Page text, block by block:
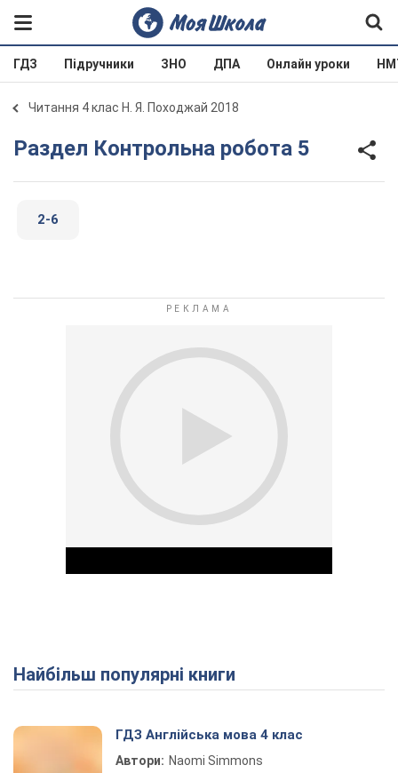
ГДЗ Підручники ЗНО ДПА Онлайн уроки
Читання 4 клас Н. Я. Походжай 2018
Раздел Контрольна робота 5
2-6
Play Video
Найбільш популярні книги
ГДЗ Англійська мова 4 клас
Автори: Naomi Simmons